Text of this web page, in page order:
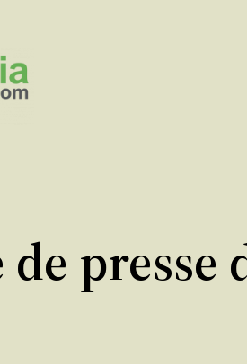
presse